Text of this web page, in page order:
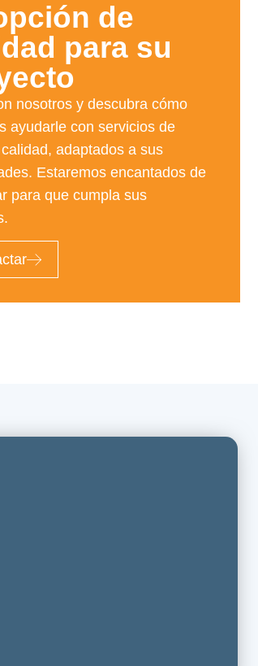
de
para su
nosotros y descubra cómo
ayudarle con servicios de
adaptados a sus
Estaremos encantados de
para que cumpla sus